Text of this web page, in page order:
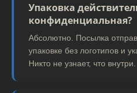
Упаковка
конфиденциальная?
Абсолютно. Посылка
упаковке без логотипов и
Никто не узнает, что внутри.